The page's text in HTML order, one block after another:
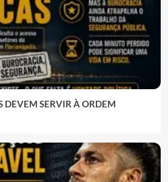
DEVEM SERVIR À ORDEM